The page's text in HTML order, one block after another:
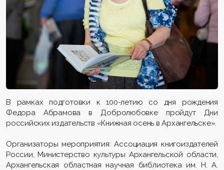
В рамках подготовки к 100-летию со дня рождения
Федора Абрамова в Добролюбовке пройдут Дни
российских издательств «Книжная осень в Архангельске».
Организаторы мероприятия: Ассоциация книгоиздателей
России, Министерство культуры Архангельской области,
Архангельская областная научная библиотека им. Н. А.